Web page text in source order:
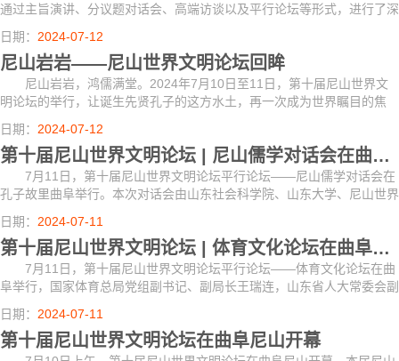
通过主旨演讲、分议题对话会、高端访谈以及平行论坛等形式，进行了深
入研讨。
日期： 2024-07-12
尼山岩岩——尼山世界文明论坛回眸
尼山岩岩，鸿儒满堂。2024年7月10日至11日，第十届尼山世界文
明论坛的举行，让诞生先贤孔子的这方水土，再一次成为世界瞩目的焦
点。
日期： 2024-07-12
第十届尼山世界文明论坛 | 尼山儒学对话会在曲阜举行
7月11日，第十届尼山世界文明论坛平行论坛——尼山儒学对话会在
孔子故里曲阜举行。本次对话会由山东社会科学院、山东大学、尼山世界
儒学中心、济宁市人民政府联合主办。
日期： 2024-07-11
第十届尼山世界文明论坛 | 体育文化论坛在曲阜举行
7月11日，第十届尼山世界文明论坛平行论坛——体育文化论坛在曲
阜举行，国家体育总局党组副书记、副局长王瑞连，山东省人大常委会副
主任、省工商联主席王随莲出席论坛并致辞。山东省体育局局长乔云萍主
持论坛致辞...
日期： 2024-07-11
第十届尼山世界文明论坛在曲阜尼山开幕